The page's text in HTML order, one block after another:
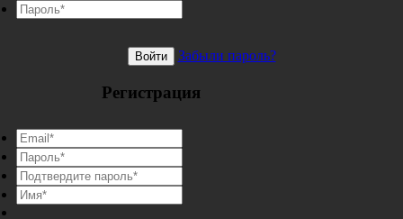
Войти Забыли пароль?
Регистрация